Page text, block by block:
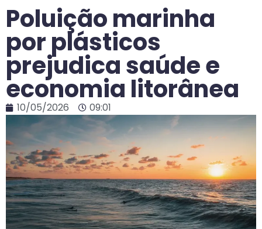
Poluição marinha
por plásticos
prejudica saúde e
economia litorânea
10/05/2026 09:01